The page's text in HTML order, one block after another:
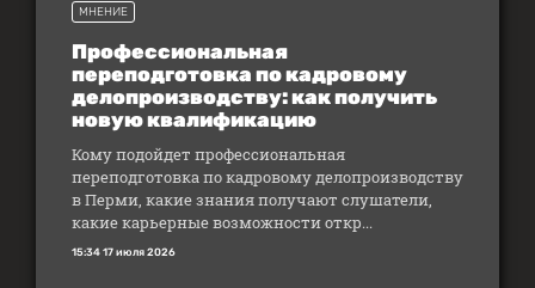
МНЕНИЕ
Профессиональная
переподготовка по кадровому
делопроизводству: как получить
новую квалификацию
Кому подойдет профессиональная
переподготовка по кадровому делопроизводству
в Перми, какие знания получают слушатели,
какие карьерные возможности откр...
15:34 17 июля 2026